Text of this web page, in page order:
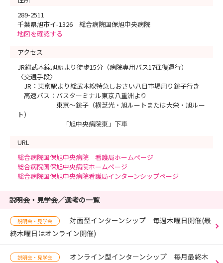
289-2511
千葉県旭市イ-1326 総合病院国保旭中央病院
地図を確認する
アクセス
JR総武本線旭駅より徒歩15分（病院専用バス17往復運行）
〈交通手段〉
JR：東京駅より総武本線特急しおさい八日市場周り銚子行き
高速バス：バスターミナル東京八重洲より
東京～銚子（横芝光・旭ルートまたは大栄・旭ルー
ト）
「旭中央病院東」下車
URL
総合病院国保旭中央病院 看護局ホームページ
総合病院国保旭中央病院ホームページ
総合病院国保旭中央病院看護局インターンシップページ
説明会・見学会／選考の一覧
説明会・見学会
対面型インターンシップ 毎週木曜日開催(最
終木曜日はオンライン開催)
説明会・見学会
オンライン型インターンシップ 毎月最終木